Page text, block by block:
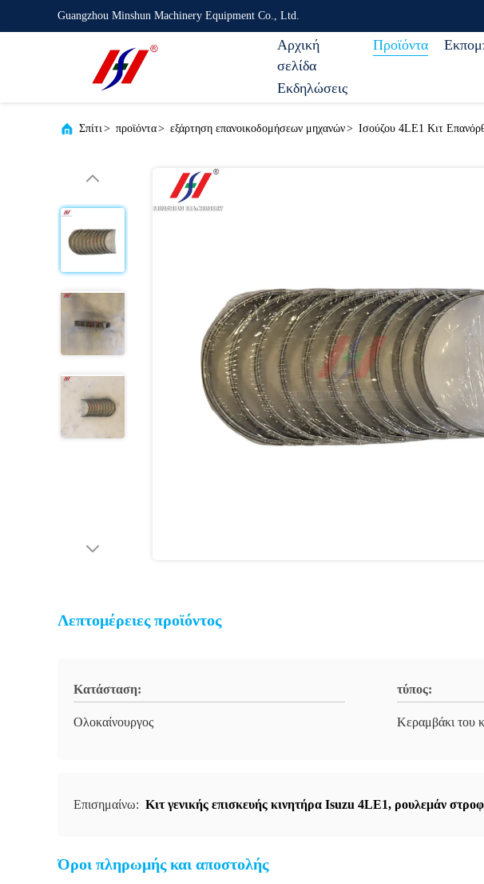
Guangzhou Minshun Machinery Equipment Co., Ltd.
Αρχική
σελίδα
Προϊόντα
Εκδηλώσεις
Σπίτι> προϊόντα> εξάρτηση επανοικοδομήσεων μηχανών> Ισούζου 4LE1 Κιτ
Λεπτομέρειες προϊόντος
Κατάσταση:
Ολοκαίνουργος
τύπος:
Κεραμβάκι του
Επισημαίνω: Κιτ γενικής επισκευής κινητήρα Isuzu 4LE1, ρουλεμάν
Όροι πληρωμής και αποστολής